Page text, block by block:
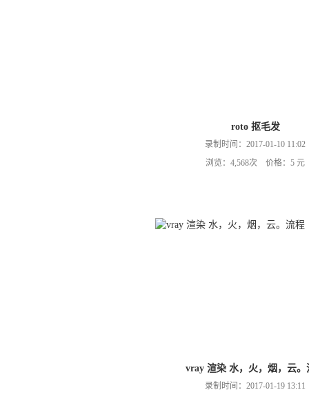
roto 抠毛发
录制时间：2017-01-10 11:02
浏览：4,568次 价格：5 元
vray 渲染 水，火，烟，云。
录制时间：2017-01-19 13:11